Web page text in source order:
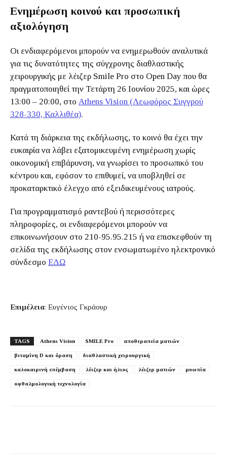
Ενημέρωση κοινού και προσωπική
αξιολόγηση
Οι ενδιαφερόμενοι μπορούν να ενημερωθούν αναλυτικά
για τις δυνατότητες της σύγχρονης διαθλαστικής
χειρουργικής με λέιζερ Smile Pro στο Open Day που θα
πραγματοποιηθεί την Τετάρτη 26 Ιουνίου 2025, και ώρες
13:00 – 20:00, στο Athens Vision (Λεωφόρος Συγγρού
328-330, Καλλιθέα).
Κατά τη διάρκεια της εκδήλωσης, το κοινό θα έχει την
ευκαιρία να λάβει εξατομικευμένη ενημέρωση χωρίς
οικονομική επιβάρυνση, να γνωρίσει το προσωπικό του
κέντρου και, εφόσον το επιθυμεί, να υποβληθεί σε
προκαταρκτικό έλεγχο από εξειδικευμένους ιατρούς.
Για προγραμματισμό ραντεβού ή περισσότερες
πληροφορίες, οι ενδιαφερόμενοι μπορούν να
επικοινωνήσουν στο 210-95.95.215 ή να επισκεφθούν τη
σελίδα της εκδήλωσης στον ενσωματωμένο ηλεκτρονικό
σύνδεσμο ΕΔΩ
Επιμέλεια: Ευγένιος Γκράουρ
TAGS Athens Vision SMILE Pro αποθεραπεία ματιών
βιταμίνη D και όραση διαθλαστική χειρουργική
καλοκαιρινή επέμβαση λέιζερ και ήλιος λέιζερ ματιών μυωπία
οφθαλμολογική τεχνολογία